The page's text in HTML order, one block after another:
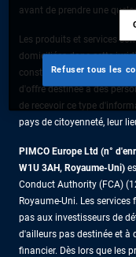
avant de prendre une
Les produits et services
domiciliées dans cette
constituent pas une offre
d'offre destinée à des
de recevoir ce type
pays de citoyenneté, leur
PIMCO Europe Ltd (n°
W1U 3AH, Royaume-Uni)
Conduct Authority (FCA)
Royaume-Uni. Les
pas aux investisseurs de
d'ailleurs pas destinée et à
financier. Dès lors que les
Refuser tous les